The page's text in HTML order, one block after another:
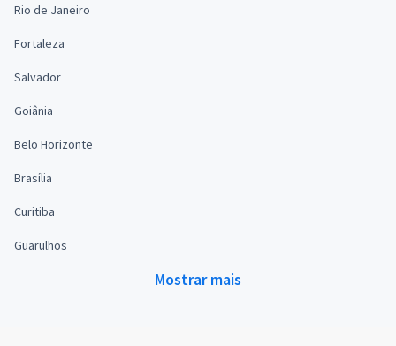
Rio de Janeiro
Fortaleza
Salvador
Goiânia
Belo Horizonte
Brasília
Curitiba
Guarulhos
Mostrar mais